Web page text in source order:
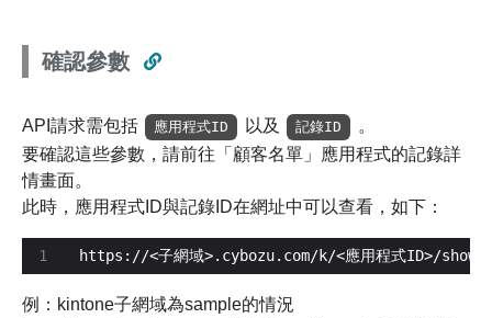
確認參數
API請求需包括 應用程式ID 以及 記錄ID
。
要確認這些參數，請前往「顧客名單」應用程式的記錄詳
情畫面。
此時，應用程式ID與記錄ID在網址中可以查看，如下：
1 https://<子網域>.cybozu.com/k/<應用程式ID>/
例：kintone子網域為sample的情況